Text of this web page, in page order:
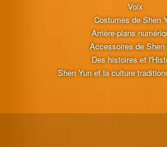
Voix
Costumes de Shen
Arrière-plans
Accessoires de Shen
Des histoires et
Shen Yun et la culture